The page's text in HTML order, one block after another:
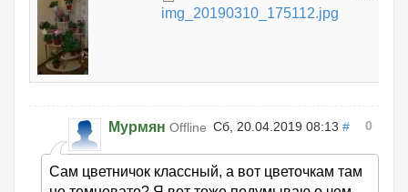
img_20190310_175112.jpg
Мурмян Offline Сб, 20.04.2019 08:13 # 0
Сам цветничок классный, а вот цветочкам там